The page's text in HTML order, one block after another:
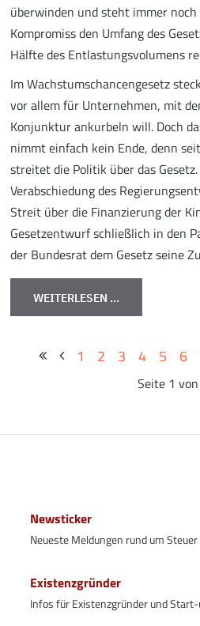
überwinden und steht immer
Kompromiss den Umfang des
Hälfte des Entlastungsvolumens
Im Wachstumschancengesetz
vor allem für Unternehmen, mit
Konjunktur ankurbeln will. Doch
nimmt einfach kein Ende, denn
streitet die Politik über das
Verabschiedung des
Streit über die Finanzierung der
Gesetzentwurf schließlich in den
der Bundesrat dem Gesetz seine
WEITERLESEN …
Seite 1
1 2 3 4 5 6
Newsticker
Neueste Meldungen rund um
Existenzgründer
Infos für Existenzgründer und Start-